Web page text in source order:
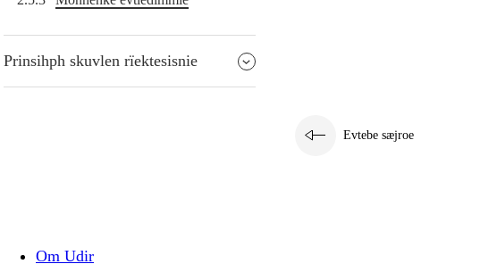
Prinsihph skuvlen rïektesisnie
Evtebe sæjroe
Om Udir